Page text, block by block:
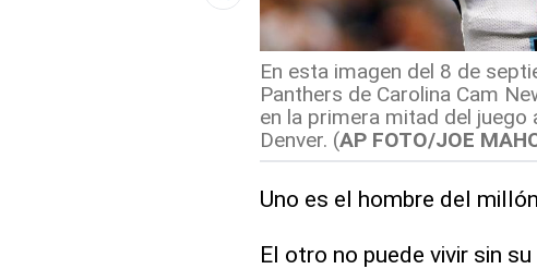
En esta imagen del 8 de
Panthers de Carolina Cam
en la primera mitad del juego
Denver. (AP FOTO/JOE
Uno es el hombre del
El otro no puede vivir sin